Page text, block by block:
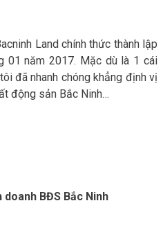
Land chính thức thành lập
01 năm 2017. Mặc dù là 1 cái
đã nhanh chóng khẳng định vị
động sản Bắc Ninh…
BĐS Bắc Ninh